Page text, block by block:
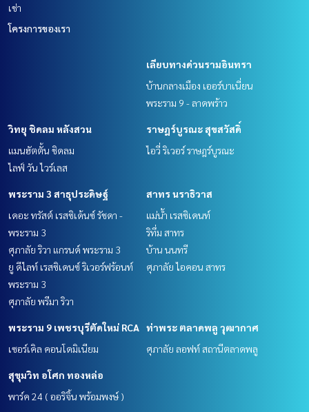
เช่า
โครงการของเรา
เลียบทางด่วนรามอินทรา
บ้านกลางเมือง เออร์บาเนี่ยน
พระราม 9 - ลาดพร้าว
วิทยุ ชิดลม หลังสวน
แมนฮัตตั้น ชิดลม
ไลฟ์ วัน ไวร์เลส
ราษฎร์บูรณะ สุขสวัสดิ์
ไอวี่ ริเวอร์ ราษฎร์บูรณะ
พระราม 3 สาธุประดิษฐ์
เดอะ ทรัสต์ เรสซิเด้นซ์ รัชดา -
พระราม 3
ศุภาลัย ริวา แกรนด์ พระราม 3
ยู ดีไลท์ เรสซิเดนซ์ ริเวอร์ฟร้อนท์
พระราม 3
ศุภาลัย พรีมา ริวา
สาทร นราธิวาส
แม่น้ำ เรสซิเดนท์
ริทึ่ม สาทร
บ้าน นนทรี
ศุภาลัย ไอคอน สาทร
พระราม 9 เพชรบุรีตัดใหม่ RCA
เซอร์เคิล คอนโดมิเนียม
ท่าพระ ตลาดพลู วุฒากาศ
ศุภาลัย ลอฟท์ สถานีตลาดพลู
สุขุมวิท อโศก ทองหล่อ
พาร์ค 24 ( ออริจิ้น พร้อมพงษ์ )